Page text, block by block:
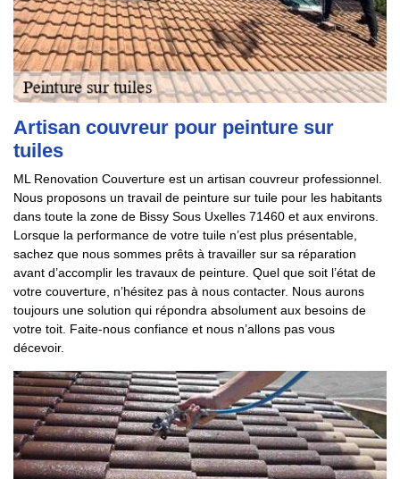
Artisan couvreur pour peinture sur
tuiles
ML Renovation Couverture est un artisan couvreur professionnel.
Nous proposons un travail de peinture sur tuile pour les habitants
dans toute la zone de Bissy Sous Uxelles 71460 et aux environs.
Lorsque la performance de votre tuile n’est plus présentable,
sachez que nous sommes prêts à travailler sur sa réparation
avant d’accomplir les travaux de peinture. Quel que soit l’état de
votre couverture, n’hésitez pas à nous contacter. Nous aurons
toujours une solution qui répondra absolument aux besoins de
votre toit. Faite-nous confiance et nous n’allons pas vous
décevoir.